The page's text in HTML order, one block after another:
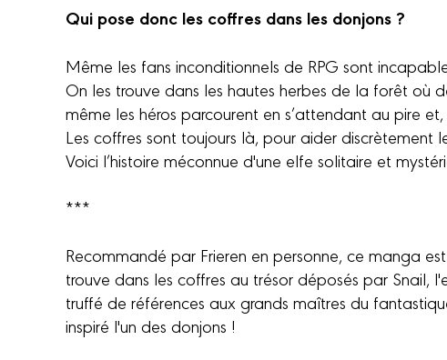
Qui pose donc les coffres dans les donjons ?
Même les fans inconditionnels de RPG sont
On les trouve dans les hautes herbes de la forêt où
même les héros parcourent en s’attendant au pire
Les coffres sont toujours là, pour aider discrètement
Voici l’histoire méconnue d'une elfe solitaire et
***
Recommandé par Frieren en personne, ce manga
trouve dans les coffres au trésor déposés par Snail,
truffé de références aux grands maîtres du
inspiré l'un des donjons !